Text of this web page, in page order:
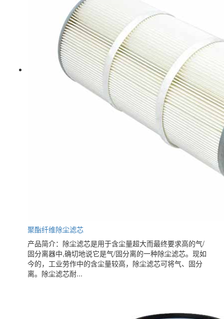
聚酯纤维除尘滤芯
产品简介：除尘滤芯是用于含尘量超大而最终要求高的气/
固分离器中,确切地说它是气/固分离的一种除尘滤芯。现如
今的，工业劳作中的含尘量较高，除尘滤芯可将气、固分
离。除尘滤芯耐...